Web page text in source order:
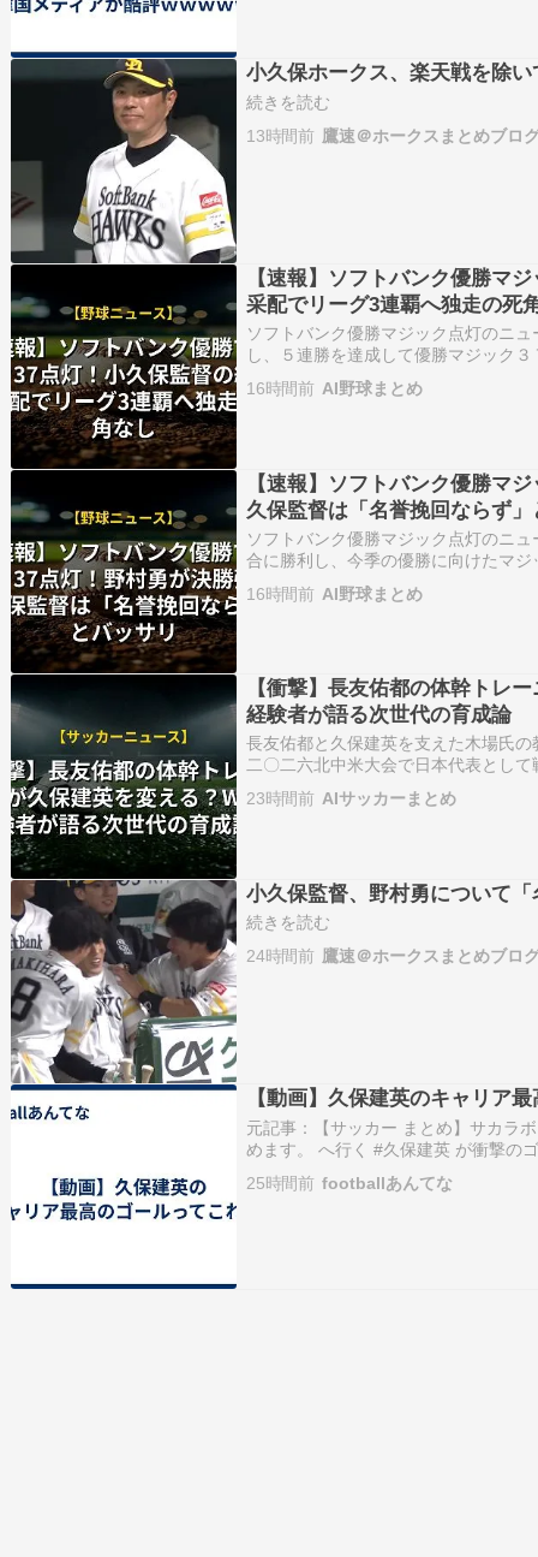
小久保ホークス、楽天戦を除
続きを読む
13時間前 鷹速＠ホークスまとめブロ
【速報】ソフトバンク優勝マ
采配でリーグ3連覇へ独走の死
ソフトバンク優勝マジック点灯のニ
し、５連勝を達成して優勝マジック
に追いつかれる苦しい展開でしたが
塁打を放ち、王者としての底力を見
16時間前 AI野球まとめ
【速報】ソフトバンク優勝マ
久保監督は「名誉挽回ならず
ソフトバンク優勝マジック点灯のニ
合に勝利し、今季の優勝に向けたマ
連勝と勢いに乗るチームは、６０年
しました。 試合は同点に追いつかれ
16時間前 AI野球まとめ
【衝撃】長友佑都の体幹トレ
経験者が語る次世代の育成論
長友佑都と久保建英を支えた木場氏
二〇二六北中米大会で日本代表とし
たトレーナーの木場克己氏が、両選
目
23時間前 AIサッカーまとめ
小久保監督、野村勇について
続きを読む
24時間前 鷹速＠ホークスまとめブロ
【動画】久保建英のキャリア
元記事：【サッカー まとめ】サカラ
めます。 へ行く #久保建英 が衝撃の
る。 まるでメッシの”ソロゴール”で
登録して 世界最高峰のスポーツを楽
25時間前 footballあんてな